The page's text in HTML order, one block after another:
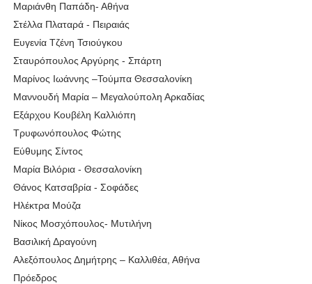
Μαριάνθη Παπάδη- Αθήνα
Στέλλα Πλαταρά - Πειραιάς
Ευγενία Τζένη Τσιούγκου
Σταυρόπουλος Αργύρης - Σπάρτη
Μαρίνος Ιωάννης –Τούμπα Θεσσαλονίκη
Μαννουδή Μαρία – Μεγαλούπολη Αρκαδίας
Εξάρχου Κουβέλη Καλλιόπη
Τρυφωνόπουλος Φώτης
Εύθυμης Σίντος
Μαρία Βιλόρια - Θεσσαλονίκη
Θάνος Κατσαβρία - Σοφάδες
Ηλέκτρα Μούζα
Νίκος Μοσχόπουλος- Μυτιλήνη
Βασιλική Δραγούνη
Αλεξόπουλος Δημήτρης – Καλλιθέα, Αθήνα
Πρόεδρος